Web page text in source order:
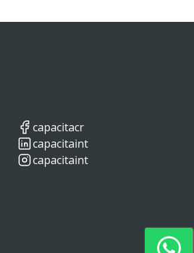
capacitacr
capacitaint
capacitaint